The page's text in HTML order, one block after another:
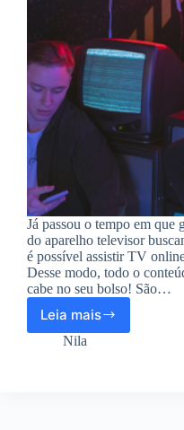
Já passou o tempo em que
do aparelho televisor
é possível assistir TV
Desse modo, todo o
cabe no seu bolso! São…
Leia maisMelhores
apps
Nila